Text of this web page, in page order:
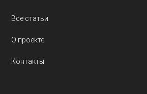
Footer
Все статьи
О проекте
Контакты